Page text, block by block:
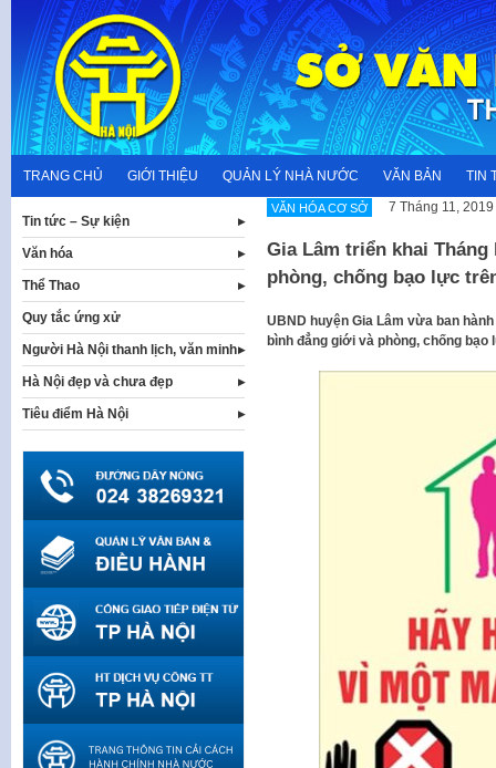
content
TRANG CHỦ GIỚI THIỆU QUẢN LÝ NHÀ NƯỚC VĂN BẢN TIN
VĂN HÓA CƠ SỞ 7 Tháng 11, 2019
Gia Lâm triển khai
phòng, chống bạo lực
UBND huyện Gia Lâm vừa ban
bình đẳng giới và phòng, chống
Tin tức – Sự kiện
Văn hóa
Thể Thao
Quy tắc ứng xử
Người Hà Nội thanh lịch, văn minh
Hà Nội đẹp và chưa đẹp
Tiêu điểm Hà Nội